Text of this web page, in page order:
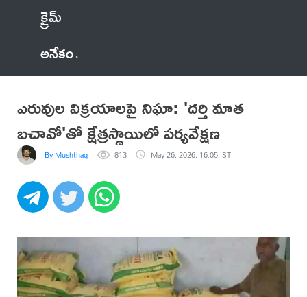
క్రైమ్
అనేకం
ఎరువుల విక్రయాలపై నిఘా: 'దర్తి మాత
బచావో'తో క్షేత్రస్థాయిలో పర్యవేక్షణ
By Mushthaq 813 May 26, 2026, 16:05 IST